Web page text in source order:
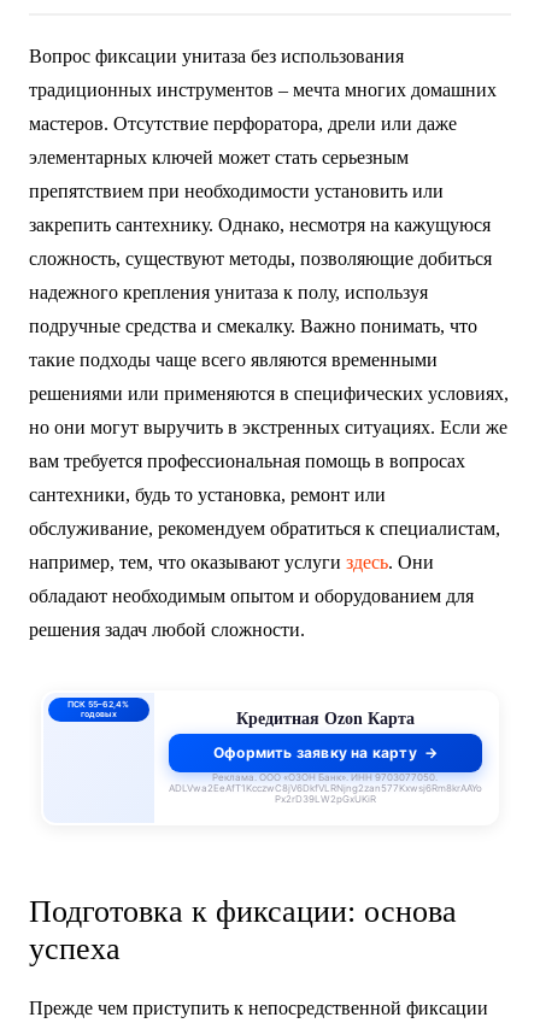
Вопрос фиксации унитаза без использования
традиционных инструментов – мечта многих домашних
мастеров. Отсутствие перфоратора, дрели или даже
элементарных ключей может стать серьезным
препятствием при необходимости установить или
закрепить сантехнику. Однако, несмотря на кажущуюся
сложность, существуют методы, позволяющие добиться
надежного крепления унитаза к полу, используя
подручные средства и смекалку. Важно понимать, что
такие подходы чаще всего являются временными
решениями или применяются в специфических условиях,
но они могут выручить в экстренных ситуациях. Если же
вам требуется профессиональная помощь в вопросах
сантехники, будь то установка, ремонт или
обслуживание, рекомендуем обратиться к специалистам,
например, тем, что оказывают услуги здесь. Они
обладают необходимым опытом и оборудованием для
решения задач любой сложности.
ПСК 55–62,4%
годовых
Кредитная Ozon Карта
Оформить заявку на карту
Реклама. ООО «ОЗОН Банк». ИНН 9703077050.
ADLVwa2EeAfT1KcczwC8jV6DkfVLRNjng2zan577Kxwsj6Rm8krAAYo
Px2rD39LW2pGxUKiR
Подготовка к фиксации: основа
успеха
Прежде чем приступить к непосредственной фиксации